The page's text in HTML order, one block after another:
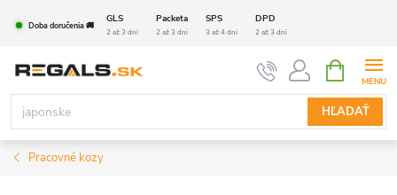
Doba doručenia 🚚
GLS Packeta SPS DPD
2 až 3 dni 2 až 3 dni 3 až 4 dni 2 až 3 dni
HĽADAŤ
KOŠÍK
Pracovné kozy